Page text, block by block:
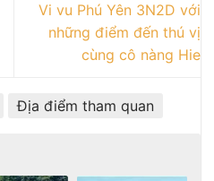
Vi vu Phú Yên 3N2D với
những điểm đến thú vị
cùng cô nàng Hie
Địa điểm tham quan